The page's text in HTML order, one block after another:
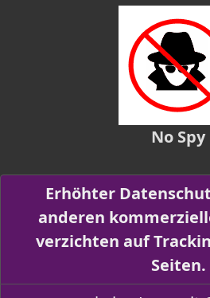
No Spy
Erhöhter
anderen
verzichten auf
Seiten.